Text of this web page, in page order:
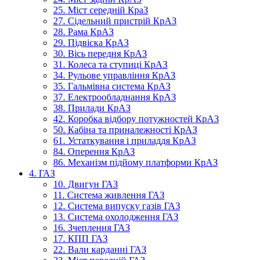
25. Міст середній КраЗ
27. Сідельний пристрій КрАЗ
28. Рама КрАЗ
29. Підвіска КрАЗ
30. Вісь передня КрАЗ
31. Колеса та ступиці КрАЗ
34. Рульове управління КрАЗ
35. Гальмівна система КрАЗ
37. Електрообладнання КрАЗ
38. Прилади КрАЗ
42. Коробка відбору потужностей КрАЗ
50. Кабіна та приналежності КрАЗ
61. Устаткування і приладдя КрАЗ
84. Оперення КрАЗ
86. Механізм підйому платформи КрАЗ
4. ГАЗ
10. Двигун ГАЗ
11. Система живлення ГАЗ
12. Система випуску газів ГАЗ
13. Система охолодження ГАЗ
16. Зчеплення ГАЗ
17. КПП ГАЗ
22. Вали карданні ГАЗ